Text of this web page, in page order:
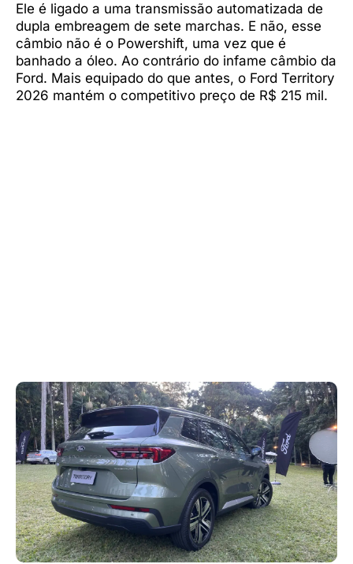
Ele é ligado a uma transmissão automatizada de
dupla embreagem de sete marchas. E não, esse
câmbio não é o Powershift, uma vez que é
banhado a óleo. Ao contrário do infame câmbio da
Ford. Mais equipado do que antes, o Ford Territory
2026 mantém o competitivo preço de R$ 215 mil.